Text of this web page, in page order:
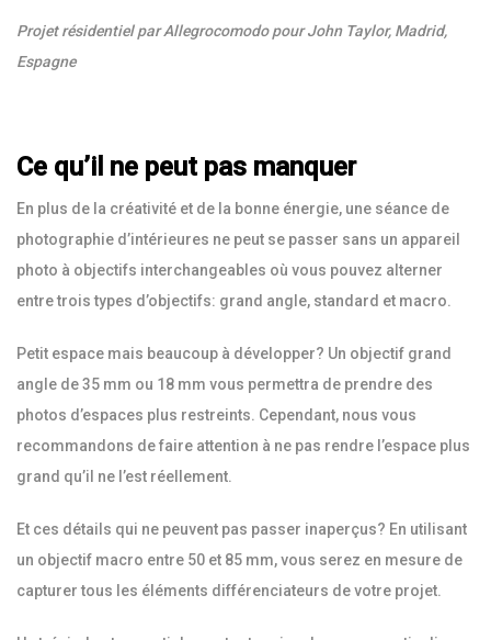
Projet résidentiel par Allegrocomodo pour John Taylor, Madrid,
Espagne
Ce qu’il ne peut pas manquer
En plus de la créativité et de la bonne énergie, une séance de
photographie d’intérieures ne peut se passer sans un appareil
photo à objectifs interchangeables où vous pouvez alterner
entre trois types d’objectifs: grand angle, standard et macro.
Petit espace mais beaucoup à développer? Un objectif grand
angle de 35 mm ou 18 mm vous permettra de prendre des
photos d’espaces plus restreints. Cependant, nous vous
recommandons de faire attention à ne pas rendre l’espace plus
grand qu’il ne l’est réellement.
Et ces détails qui ne peuvent pas passer inaperçus? En utilisant
un objectif macro entre 50 et 85 mm, vous serez en mesure de
capturer tous les éléments différenciateurs de votre projet.